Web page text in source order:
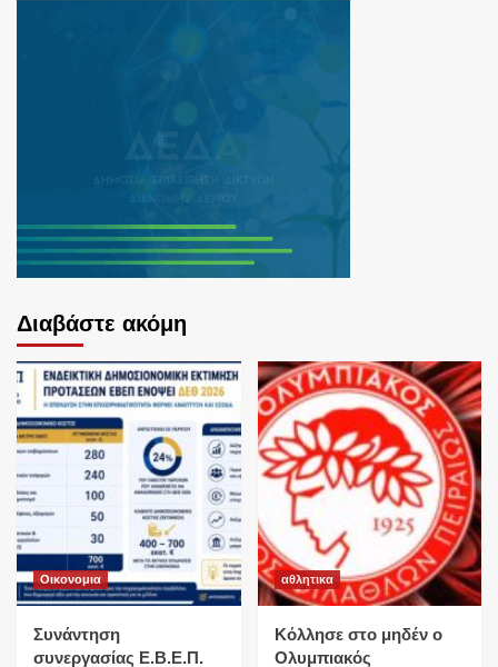
Διαβάστε ακόμη
Οικονομια
Συνάντηση
συνεργασίας Ε.Β.Ε.Π.
αθλητικα
Κόλλησε στο μηδέν ο
Ολυμπιακός